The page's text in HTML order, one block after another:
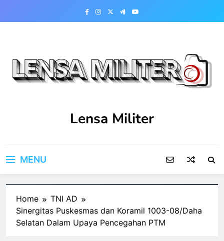
Lensa Militer
MENU
Home
TNI AD
Sinergitas Puskesmas dan Koramil 1003-08/Daha
Selatan Dalam Upaya Pencegahan PTM